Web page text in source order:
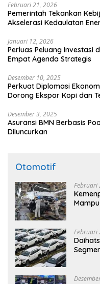
Februari 21, 2026
Pemerintah Tekankan
Akselerasi Kedaulatan
Januari 12, 2026
Perluas Peluang Investasi
Empat Agenda Strategis
Desember 10, 2025
Perkuat Diplomasi
Dorong Ekspor Kopi dan
Desember 3, 2025
Asuransi BMN Berbasis
Diluncurkan
Otomotif
Februari
Februari